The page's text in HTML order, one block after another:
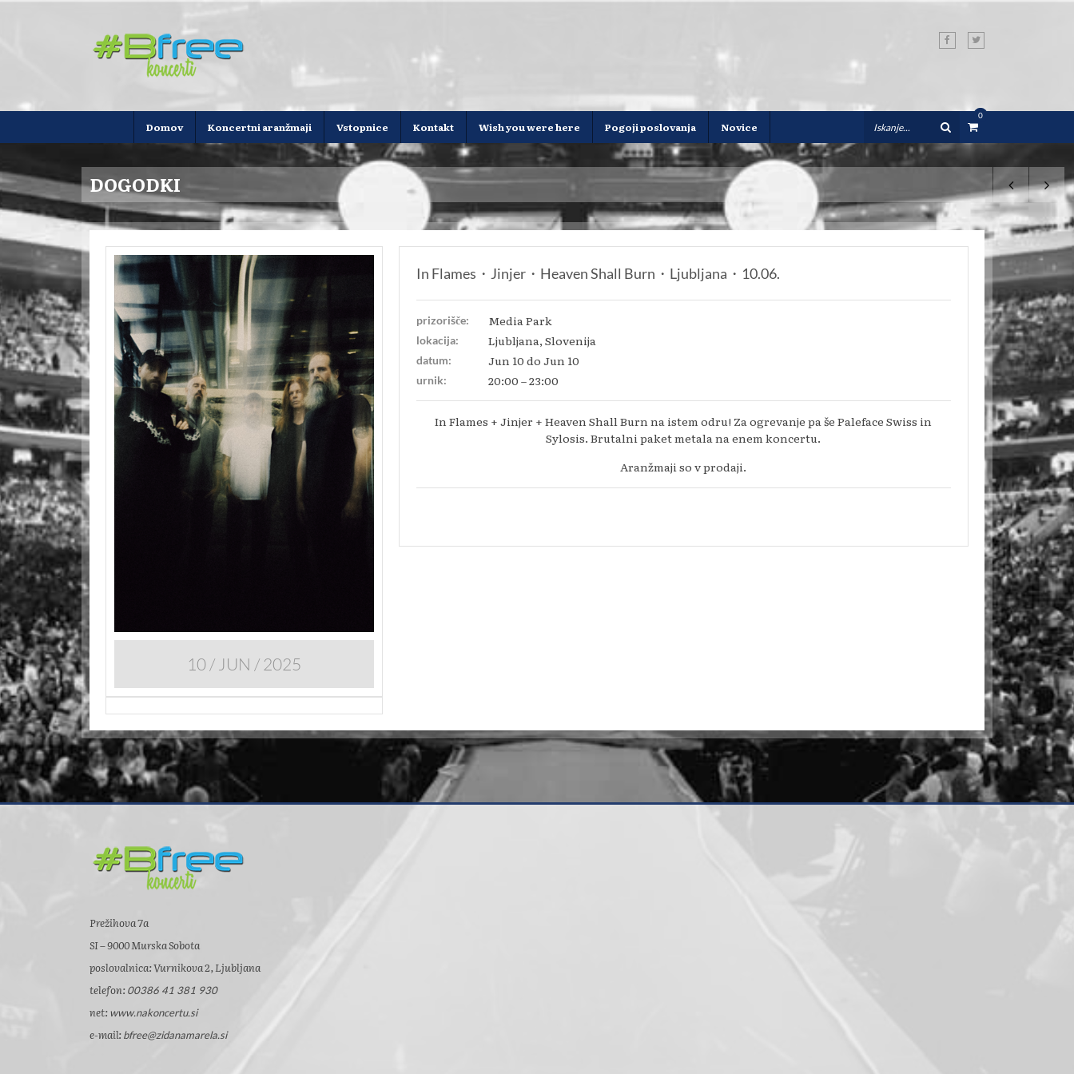
Domov Koncertni aranžmaji Vstopnice Kontakt Wish you were here Pogoji poslovanja Novice
0
0
DOGODKI
10 / JUN / 2025
In Flames・Jinjer・Heaven Shall Burn・Ljubljana・10.06.
prizorišče: Media Park
lokacija: Ljubljana, Slovenija
datum: Jun 10 do Jun 10
urnik: 20:00 – 23:00
In Flames + Jinjer + Heaven Shall Burn na istem odru! Za ogrevanje pa še Paleface Swiss in
Sylosis. Brutalni paket metala na enem koncertu.
Aranžmaji so v prodaji.
Prežihova 7a
SI – 9000 Murska Sobota
poslovalnica: Vurnikova 2, Ljubljana
telefon:00386 41 381 930
net:www.nakoncertu.si
e-mail:bfree@zidanamarela.si